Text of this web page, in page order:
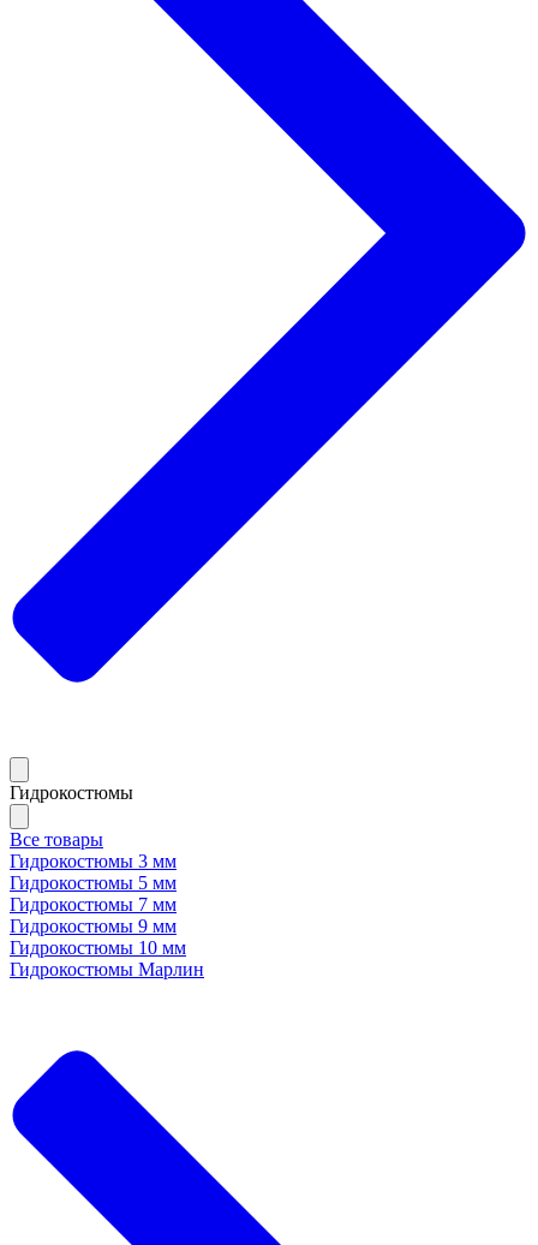
Гидрокостюмы
Все товары
Гидрокостюмы 3 мм
Гидрокостюмы 5 мм
Гидрокостюмы 7 мм
Гидрокостюмы 9 мм
Гидрокостюмы 10 мм
Гидрокостюмы Марлин